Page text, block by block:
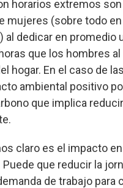
horarios extremos son
mujeres (sobre todo
al dedicar en promedio
que los hombres
hogar. En el caso de
ambiental positivo
que implica
claro es el impacto
que reducir la
de trabajo para